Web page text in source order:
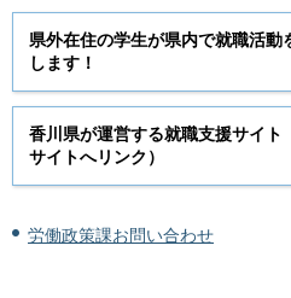
県外在住の学生が県内で就職活動
します！
香川県が運営する就職支援サイト
サイトへリンク）
労働政策課お問い合わせ